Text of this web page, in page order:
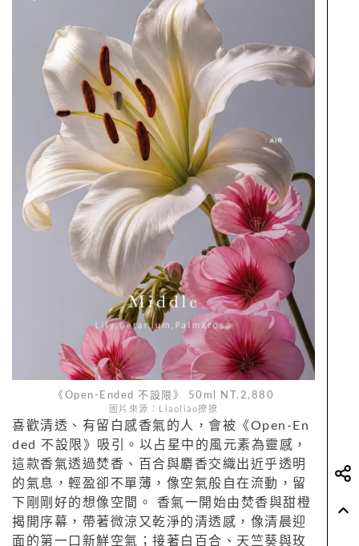
《Open-Ended 不設限》 50ml NT.2,880
圖片來源：Liáoliáo撩撩
喜歡清透、有留白感香氣的人，會被《Open-En
ded 不設限》吸引。以占星中的風元素為靈感，
這款香氣透過焚香、百合與麝香交織出近乎透明
的氣息，輕盈卻不單薄，像空氣般自在流動，留
下剛剛好的想像空間。 香氣一開始由焚香與甜橙
揭開序幕，帶著微涼又乾淨的清透感，像清晨迎
面的第一口新鮮空氣；接著白百合、天竺葵與玫